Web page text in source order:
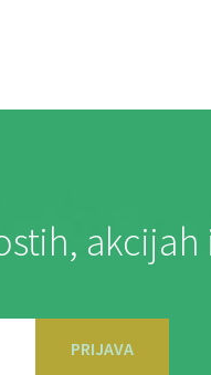
PRIJAVA